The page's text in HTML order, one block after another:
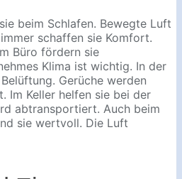
beim Schlafen. Bewegte Luft
schaffen sie Komfort.
Büro fördern sie
Klima ist wichtig. In der
Gerüche werden
Im Keller helfen sie bei der
abtransportiert. Auch beim
sie wertvoll. Die Luft